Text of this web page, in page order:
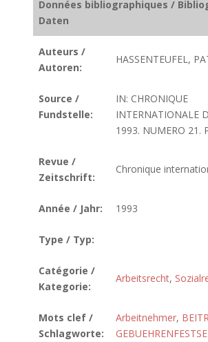
Données bibliographiques /
Daten
Auteurs /
Autoren:
HASSENTEUFEL,
Source /
Fundstelle:
IN: CHRONIQUE
INTERNATIONALE
1993. NUMERO 21.
Revue /
Zeitschrift:
Chronique
Année / Jahr: 1993
Type / Typ:
Catégorie /
Kategorie:
Arbeitsrecht,
Mots clef /
Schlagworte:
Arbeitnehmer,